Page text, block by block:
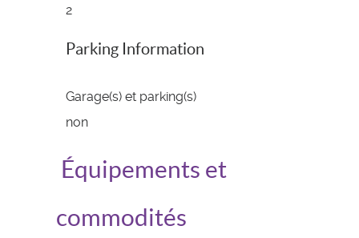
2
Parking Information
Garage(s) et parking(s)
non
Équipements et
commodités